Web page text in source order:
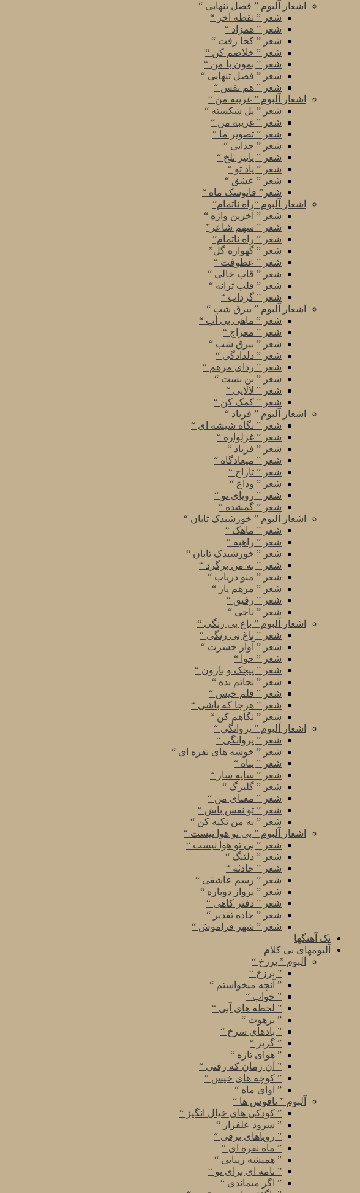
اشعار آلبوم ” فصل تنهایی “
شعر ” نقطه آخر “
شعر ” همزاد “
شعر ” کجا رفت “
شعر ” خلاصم کن “
شعر ” بمون با من “
شعر ” فصل تنهایی “
شعر ” هم نفس “
اشعار آلبوم ” غریبه من “
شعر ” پل شکسته “
شعر ” غریبه من “
شعر ” تصویر ما “
شعر ” جدایی “
شعر ” پاییز تلخ “
شعر ” یاد تو “
شعر ” عشق “
شعر” فانوسک ماه “
اشعار آلبوم “راه ناتمام”
شعر ” آخرین واژه “
شعر ” سهم شاعر”
شعر ” راه ناتمام”
شعر ” گهواره گل”
شعر ” عطوفت “
شعر ” قاب خالی “
شعر ” قلب ترانه “
شعر ” گرداب “
اشعار آلبوم ” بیرق شب “
شعر ” ماهی بی آب “
شعر ” معراج “
شعر ” بیرق شب “
شعر ” دلدادگی “
شعر ” ردای مرهم “
شعر ” بن بست “
شعر ” لالایی “
شعر ” کمک کن “
اشعار آلبوم ” فریاد “
شعر ” نگاه شیشه ای “
شعر ” غزلواره “
شعر ” فریاد “
شعر ” میعادگاه “
شعر ” تاراج “
شعر ” وداع “
شعر ” رویای تو “
شعر ” گمشده “
اشعار آلبوم ” خورشیدک تابان “
شعر ” ماهک “
شعر ” راهبه “
شعر ” خورشیدک تابان “
شعر ” به من برگرد “
شعر ” منو دریاب “
شعر ” مرهم یار “
شعر ” رفیق “
شعر ” ناجی “
اشعار آلبوم ” باغ بی رنگی “
شعر ” باغ بی رنگی “
شعر ” آواز حسرت “
شعر ” حوا “
شعر ” پیچک و بارون “
شعر ” نجاتم بده “
شعر ” قلم خیس “
شعر ” هرجا که باشی “
شعر ” نگاهم کن “
اشعار آلبوم ” پروانگی “
شعر ” پروانگی “
شعر ” خوشه های نقره ای “
شعر ” پناه “
شعر ” سایه سار “
شعر ” گلبرگ “
شعر ” معنای من “
شعر ” تو نفس باش “
شعر ” به من تکیه کن “
اشعار آلبوم ” بی تو هوا نیست “
شعر ” بی تو هوا نیست “
شعر ” دلتنگ “
شعر ” حادثه “
شعر ” رسم عاشقی “
شعر ” پرواز دوباره “
شعر ” دفتر کاهی “
شعر ” جاده تقدیر “
شعر ” شهر فراموش “
تک آهنگها
آلبومهای بی کلام
آلبوم ” برزخ “
” برزخ “
” آنچه میخواستم “
” خواب “
” لحظه های آبی “
” برهوت “
” بادهای سرخ “
” گریز “
” هوای تازه “
” آن زمان که رفتی “
” کوچه های خیس “
” آوای ماه “
آلبوم ” ناقوس ها “
” کودکی های خیال انگیز “
” سرود علفزار “
” رویاهای برفی “
” ماه نقره ای “
” همیشه زیبایی “
” نامه ای برای تو “
” اگر میماندی “